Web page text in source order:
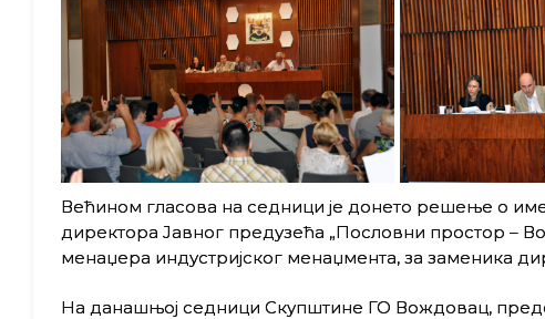
Већином гласова на седници је донето решење о
директора Јавног предузећа „Пословни простор –
менаџера индустријског менаџмента, за заменика
На данашњој седници Скупштине ГО Вождовац,